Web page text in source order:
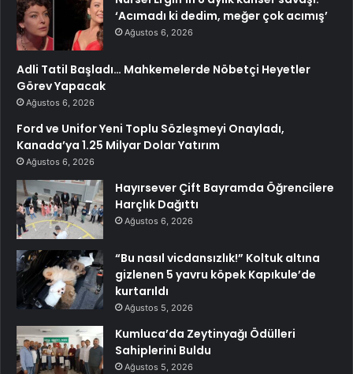
‘Acımadı ki dedim, meğer çok acımış’
Ağustos 6, 2026
Adli Tatil Başladı… Mahkemelerde Nöbetçi Heyetler
Görev Yapacak
Ağustos 6, 2026
Ford ve Unifor Yeni Toplu Sözleşmeyi Onayladı,
Kanada’ya 1.25 Milyar Dolar Yatırım
Ağustos 6, 2026
Hayırsever Çift Bayramda Öğrencilere
Harçlık Dağıttı
Ağustos 6, 2026
“Bu nasıl vicdansızlık!” Koltuk altına
gizlenen 5 yavru köpek Kapıkule’de
kurtarıldı
Ağustos 5, 2026
Kumluca’da Zeytinyağı Ödülleri
Sahiplerini Buldu
Ağustos 5, 2026